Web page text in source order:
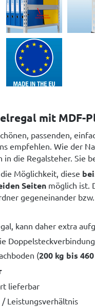
mit
passenden,
empfehlen. Wie der
die Regalsteher. Sie
Möglichkeit, diese
Seiten möglich ist.
gegeneinander
kann daher extra
(200 kg bis
lieferbar
Leistungsverhältnis